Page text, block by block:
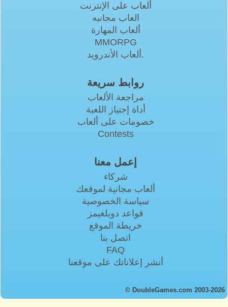
ألعاب على الإنترنت
العاب مجانيه
ألعاب المهارة
MMORPG
ألعاب الأندرويد.
روابط سريعة
مراجعة الألعاب
أداة إجتياز اللعبة
خصومات على ألعاب
Contests
إعمل معنا
شركاء
ألعاب مجانية لموقعك
سياسة الخصوصية
قواعد دوبلغيمز
خريطة الموقع
اتصل بنا
FAQ
أنشر إعلاناتك على موقعنا
© DoubleGames.com 2003-2026